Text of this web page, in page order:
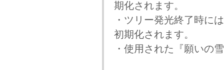
期化されます。
・ツリー発光終了時に
初期化されます。
・使用された『願いの